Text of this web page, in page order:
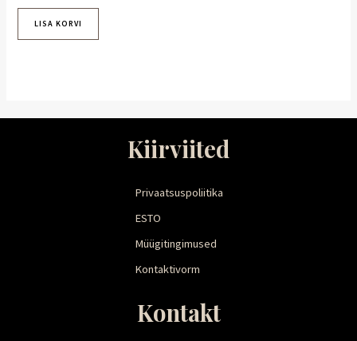
LISA KORVI
Kiirviited
Privaatsuspoliitika
ESTO
Müügitingimused
Kontaktivorm
Kontakt